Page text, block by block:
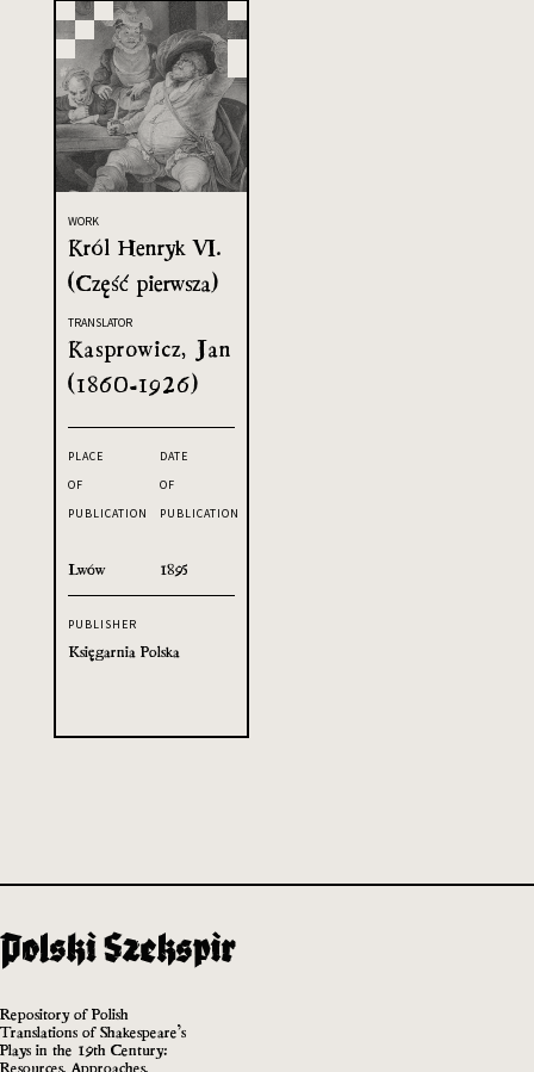
WORK
Król Henryk VI.
(Część pierwsza)
TRANSLATOR
Kasprowicz, Jan
(1860-1926)
PLACE
OF
PUBLICATION
Lwów
DATE
OF
PUBLICATION
1895
PUBLISHER
Księgarnia Polska
Repository of Polish
Translations of Shakespeare’s
Plays in the 19th Century:
Resources, Approaches,